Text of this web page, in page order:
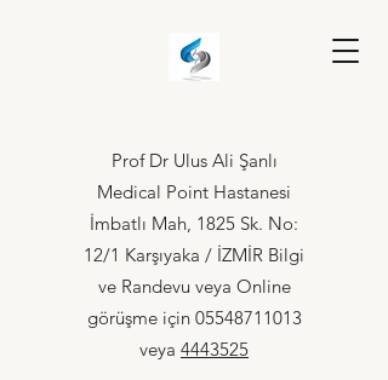
Prof Dr Ulus Ali Şanlı
Medical Point Hastanesi
İmbatlı Mah, 1825 Sk. No:
12/1 Karşıyaka / İZMİR Bilgi
ve Randevu veya Online
görüşme için 05548711013
veya 4443525